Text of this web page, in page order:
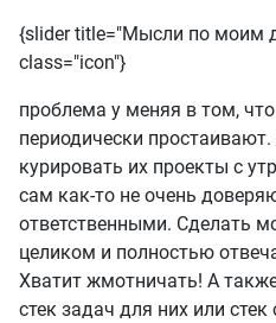
{slider title="Мысли по моим
class="icon"}
проблема у меняя в том,
периодически
курировать их проекты с
сам как-то не очень
ответственными. Сделать
целиком и полностью
Хватит жмотничать! А
стек задач для них или